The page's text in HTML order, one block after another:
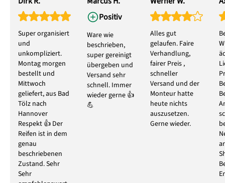
Super organisiert
und
unkompliziert.
Montag morgen
bestellt und
Mittwoch
geliefert, aus Bad
Tölz nach
Hannover
Respekt 👍 Der
Reifen ist in dem
genau
beschriebenen
Zustand. Sehr
Sehr
Positiv
Ware wie
beschrieben,
super gereinigt
übergeben und
Versand sehr
schnell. Immer
wieder gerne 👍
💪
Alles gut
gelaufen. Faire
Verhandlung,
fairer Preis ,
schneller
Versand und der
Monteur hatte
heute nichts
auszusetzen.
Gerne wieder.